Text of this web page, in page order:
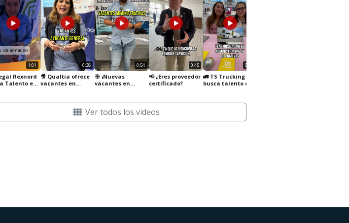
1:01
Rexnord
Talento en
0:38
🎥 Qualtia ofrece
vacantes en
0:54
🎯 ¡Nuevas
vacantes en
México! 🧪
0:45
📢 ¿Eres proveedor
certificado?
0:39
🚛 TS Trucking
busca talento en
Ver todos los videos